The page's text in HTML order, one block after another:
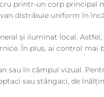
printr-un corp principal
distribuie uniform în
și iluminat local.
În plus, ai control mai
sau în câmpul vizual.
sau stângaci, de